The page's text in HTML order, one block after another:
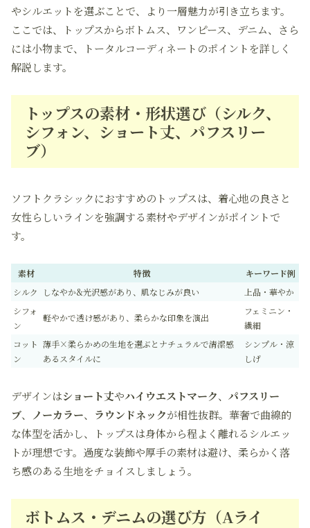
やシルエットを選ぶことで、より一層魅力が引き立ちます。
ここでは、トップスからボトムス、ワンピース、デニム、さら
には小物まで、トータルコーディネートのポイントを詳しく
解説します。
トップスの素材・形状選び（シルク、
シフォン、ショート丈、パフスリー
ブ）
ソフトクラシックにおすすめのトップスは、着心地の良さと
女性らしいラインを強調する素材やデザインがポイントで
す。
素材 特徴
キーワード例
シルク
しなやか&光沢感があり、肌なじみが良い
上品・華やか
シフォ
ン
軽やかで透け感があり、柔らかな印象を演出
フェミニン・
繊細
コット
ン
薄手×柔らかめの生地を選ぶとナチュラルで清潔感
あるスタイルに
シンプル・涼
しげ
デザインはショート丈やハイウエストマーク、 パフスリー
ブ、 ノーカラー、 ラウンドネックが相性抜群。華奢で曲線的
な体型を活かし、トップスは身体から程よく離れるシルエッ
トが理想です。過度な装飾や厚手の素材は避け、柔らかく落
ち感のある生地をチョイスしましょう。
ボトムス・デニムの選び方（Aライ